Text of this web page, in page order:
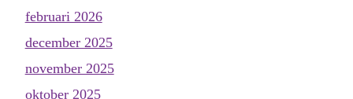
februari 2026
december 2025
november 2025
oktober 2025